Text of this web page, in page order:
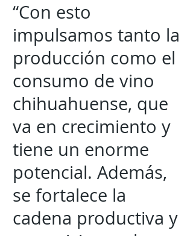
“Con esto
impulsamos tanto la
producción como el
consumo de vino
chihuahuense, que
va en crecimiento y
tiene un enorme
potencial. Además,
se fortalece la
cadena productiva y